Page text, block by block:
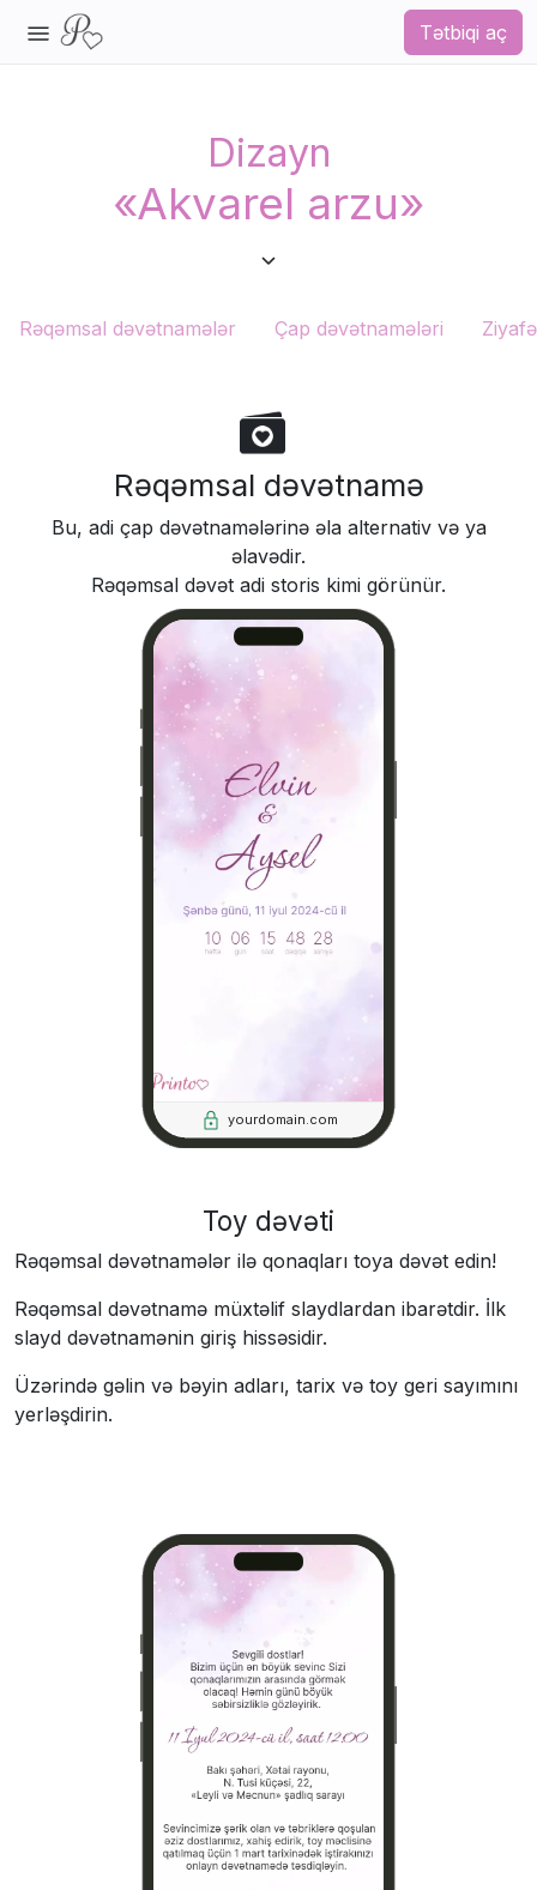
Tətbiqi aç
Dizayn
«Akvarel arzu»
Rəqəmsal dəvətnamələr Çap dəvətnamələri
Rəqəmsal dəvətnamə
Bu, adi çap dəvətnamələrinə əla alternativ və ya
əlavədir.
Rəqəmsal dəvət adi storis kimi görünür.
yourdomain.com
Toy dəvəti
Rəqəmsal dəvətnamələr ilə qonaqları toya dəvət edin!
Rəqəmsal dəvətnamə müxtəlif slaydlardan ibarətdir. İlk
slayd dəvətnamənin giriş hissəsidir.
Üzərində gəlin və bəyin adları, tarix və toy geri sayımını
yerləşdirin.